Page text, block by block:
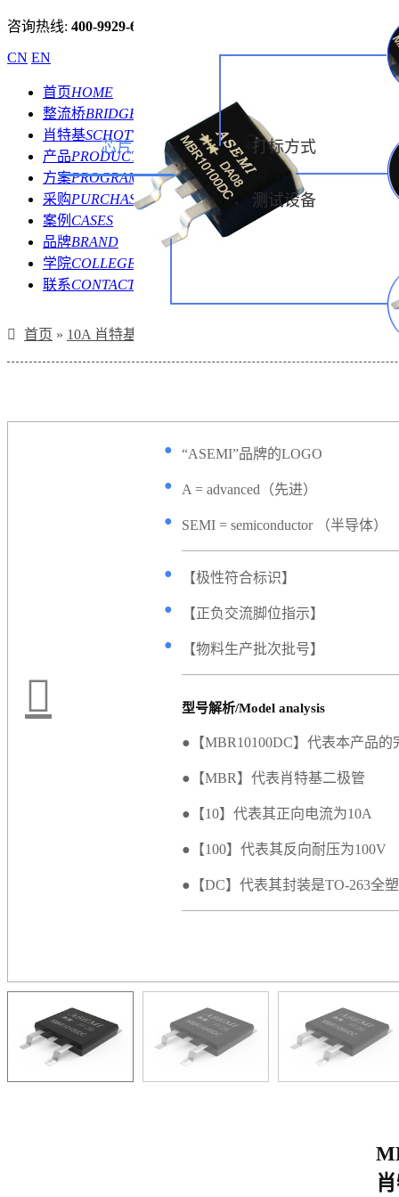
咨询热线: 400-9929-667
CN EN
首页HOME
整流桥BRIDGE
肖特基SCHOTTKY
产品PRODUCT
方案PROGRAM
采购PURCHASE
案例 CASES
品牌BRAND
学院COLLEGE
联系CONTACT
首页 » 10A 肖特基二极管
● “ASEMI”品牌的LOGO
● A = advanced（先进）
● SEMI = semiconductor （半导体）
● 【极性符合标识】
● 【正负交流脚位指示】
● 【物料生产批次批号】
型号解析/Model analysis
●【MBR10100DC】代表本产品的
●【MBR】代表肖特基二极管
●【10】代表其正向电流为10A
●【100】代表其反向耐压为100V
●【DC】代表其封装是TO-263全
芯片 打标方式
测试设备